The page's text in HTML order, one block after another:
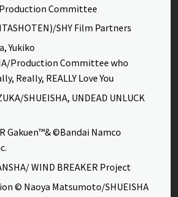
Committee
SHY Film Partners
Yukiko
Production Committee who
Really, REALLY Love You
SHUEISHA, UNDEAD UNLUCK
Gakuen™& ©Bandai Namco
WIND BREAKER Project
© Naoya Matsumoto/SHUEISHA